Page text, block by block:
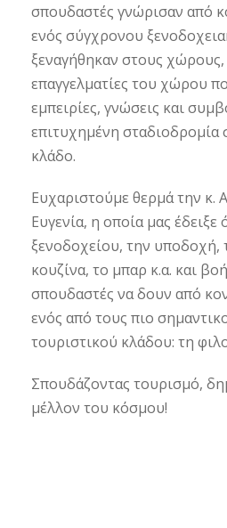
σπουδαστές γνώρισαν από
ενός σύγχρονου
ξεναγήθηκαν στους
επαγγελματίες του χώρου
εμπειρίες, γνώσεις και
επιτυχημένη σταδιοδρομία
κλάδο.
Ευχαριστούμε θερμά την κ.
Ευγενία, η οποία μας
ξενοδοχείου, την υποδοχή,
κουζίνα, το μπαρ κ.α. και
σπουδαστές να δουν από
ενός από τους πιο
τουριστικού κλάδου: τη
Σπουδάζοντας τουρισμό,
μέλλον του κόσμου!